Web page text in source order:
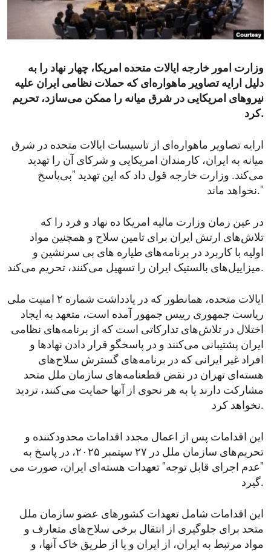
ENVIRONMENT AND HEALTH
IDEALS AND INSTITUTIONS
وزارت امور خارجه ایالات متحده امریکا، چهار نهاد را به
دلیل ارایه تصاویر ماهواره‌ای که حملات نظامی ایران علیه
نیروهای امریکایی در شرق میانه را ممکن می‌سازد، تحریم
کرد.
ارایه تصاویر ماهواره‌ای از تاسیسات ایالات متحده در شرق
میانه به ایران، کارمندان امریکایی و شرکای آن را تهدید
می‌کند. وزارت خارجه قول داد که این تهدید "بی‌پاسخ
نخواهد ماند."
در عین زمان وزارت مالیه امریکا ده نهاد و فرد را که
تلاش‌های ارتش ایران برای تامین سلاح و همچنین مواد
اولیه با کاربرد در برنامه‌های طیاره های بی سرنشین و
میزاییل‌های بالستیک ایران را تسهیل می‌کنند، تحریم می‌کند.
ایالات متحده، همانطور که در یادداشت شماره ۲ امنیت ملی
ریاست جمهوری رییس جمهور آمده است، متعهد به ایجاد
اختلال در تلاش‌های تدارکاتی است که از برنامه‌های نظامی
ایران پشتیبانی می‌کنند و در پاسخگو قرار دادن نهادها و
افراد غیر ایرانی که در برنامه‌های گسترش سلاح‌های
هسته‌ای تهران در نقض قطعنامه‌های سازمان ملل متحد
مشارکت دارند یا به هر نحوی از آنها حمایت می‌کنند، تردید
نخواهد کرد.
این اقدامات پس از اعمال مجدد اقدامات محدودکننده و
تحریم‌های سازمان ملل در ۲۷ سپتمبر ۲۰۲۵، در پاسخ به
"عدم اجرای قابل توجه" تعهدات هسته‌ای ایران، صورت می
‌گیرد.
این اقدامات شامل تعهدات کشورهای عضو سازمان ملل
متحد برای جلوگیری از انتقال برخی سلاح‌های متعارف و
مواد مرتبط به ایران، از ایران و یا از طریق خاک آنها، و